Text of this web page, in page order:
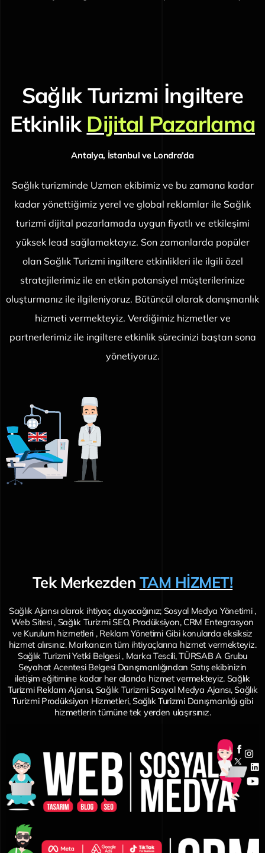
Sağlık Turizmi İngiltere
Etkinlik Dijital Pazarlama
Antalya, İstanbul ve Londra’da
Sağlık turizminde Uzman ekibimiz ve bu zamana kadar
kadar yönettiğimiz yerel ve global reklamlar ile Sağlık
turizmi dijital pazarlamada uygun fiyatlı ve etkileşimi
yüksek lead sağlamaktayız. Son zamanlarda popüler
olan Sağlık Turizmi ingiltere etkinlikleri ile ilgili özel
stratejilerimiz ile en etkin potansiyel müşterilerinize
oluşturmanız ile ilgileniyoruz. Bütüncül olarak danışmanlık
hizmeti vermekteyiz. Verdiğimiz hizmetler ve
partnerlerimiz ile ingiltere etkinlik sürecinizi baştan sona
yönetiyoruz.
Tek Merkezden TAM HİZMET!
Sağlık Ajansı olarak ihtiyaç duyacağınız; Sosyal Medya Yönetimi ,
Web Sitesi , Sağlık Turizmi SEO, Prodüksiyon, CRM Entegrasyon
ve Kurulum hizmetleri , Reklam Yönetimi Gibi konularda eksiksiz
hizmet alırsınız. Markanızın tüm ihtiyaçlarına hizmet vermekteyiz.
Sağlık Turizmi Yetki Belgesi , Marka Tescili, TÜRSAB A Grubu
Seyahat Acentesi Belgesi Danışmanlığından Satış ekibinizin
iletişim eğitimine kadar her alanda hizmet vermekteyiz. Sağlık
Turizmi Reklam Ajansı, Sağlık Turizmi Sosyal Medya Ajansı, Sağlık
Turizmi Prodüksiyon Hizmetleri, Sağlık Turizmi Danışmanlığı gibi
hizmetlerin tümüne tek yerden ulaşırsınız.